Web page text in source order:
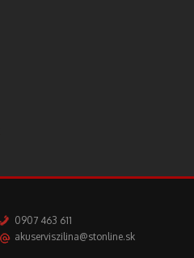
0907 463 611
akuserviszilina@stonline.sk